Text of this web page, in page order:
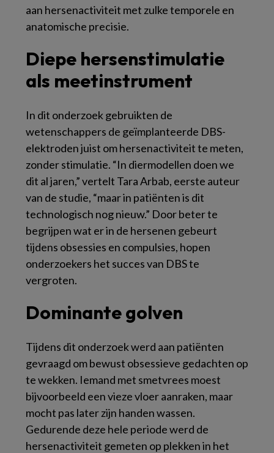
aan hersenactiviteit met zulke temporele en
anatomische precisie.
Diepe hersenstimulatie
als meetinstrument
In dit onderzoek gebruikten de
wetenschappers de geïmplanteerde DBS-
elektroden juist om hersenactiviteit te meten,
zonder stimulatie. “In diermodellen doen we
dit al jaren,” vertelt Tara Arbab, eerste auteur
van de studie, “maar in patiënten is dit
technologisch nog nieuw.” Door beter te
begrijpen wat er in de hersenen gebeurt
tijdens obsessies en compulsies, hopen
onderzoekers het succes van DBS te
vergroten.
Dominante golven
Tijdens dit onderzoek werd aan patiënten
gevraagd om bewust obsessieve gedachten op
te wekken. Iemand met smetvrees moest
bijvoorbeeld een vieze vloer aanraken, maar
mocht pas later zijn handen wassen.
Gedurende deze hele periode werd de
hersenactiviteit gemeten op plekken in het